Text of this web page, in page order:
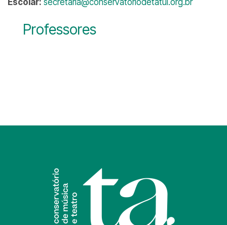
Escolar: secretaria@conservatoriodetatui.org.br
Professores